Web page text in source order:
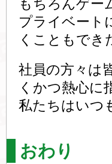
もちろんゲー
プライベート
くこともでき
社員の方々は
くかつ熱心に
私たちはいつ
おわり